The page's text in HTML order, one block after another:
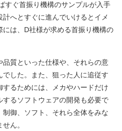
すぐ首振り機構のサンプルが入手
へとすぐに進んでいけるとイメ
は、D社様が求める首振り機構の
質といった仕様や、それらの意
した。また、狙った人に追従す
るためには、メカやハードだけ
るソフトウェアの開発も必要で
制御、ソフト、それら全体をみな
ん。